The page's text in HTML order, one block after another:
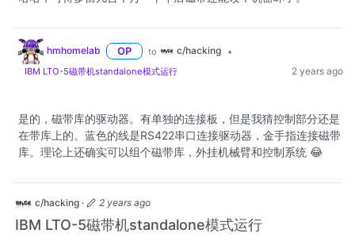
hmhomelab OP to c/hacking
•
IBM LTO-5磁带机standalone模式运行
2 years ago
是的，磁带库的驱动器。有单独的连接板，但是我猜控制部分还是
在带库上的。蓝色的线是RS422串口连接驱动器，金手指连接磁带
库。理论上还确实可以组个磁带库，外挂机械臂和控制系统 😂
c/hacking · 2 years ago
IBM LTO-5磁带机standalone模式运行